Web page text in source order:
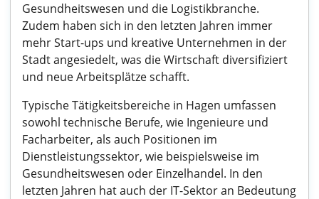
Gesundheitswesen und die Logistikbranche.
Zudem haben sich in den letzten Jahren immer
mehr Start-ups und kreative Unternehmen in der
Stadt angesiedelt, was die Wirtschaft diversifiziert
und neue Arbeitsplätze schafft.
Typische Tätigkeitsbereiche in Hagen umfassen
sowohl technische Berufe, wie Ingenieure und
Facharbeiter, als auch Positionen im
Dienstleistungssektor, wie beispielsweise im
Gesundheitswesen oder Einzelhandel. In den
letzten Jahren hat auch der IT-Sektor an Bedeutung